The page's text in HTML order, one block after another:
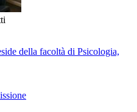
della facoltà di Psicologia,